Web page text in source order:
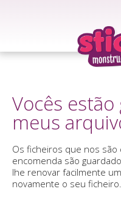
Vocês
meus
Os ficheiros que nos
encomenda são
lhe renovar facilmente
novamente o seu ficheiro.